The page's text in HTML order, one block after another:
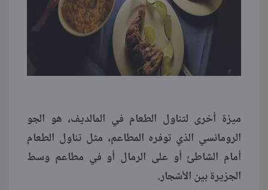
ميزة أخرى لتناول الطعام في المالديف، هو الجو
الرومانسي الذي توفره المطاعم، مثل تناول الطعام
أمام الشاطئ أو على الرمال أو في مطاعم وسط
الجزيرة بين الأشجار.